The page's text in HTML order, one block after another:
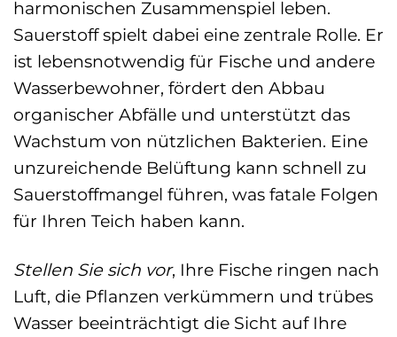
harmonischen Zusammenspiel leben.
Sauerstoff spielt dabei eine zentrale Rolle. Er
ist lebensnotwendig für Fische und andere
Wasserbewohner, fördert den Abbau
organischer Abfälle und unterstützt das
Wachstum von nützlichen Bakterien. Eine
unzureichende Belüftung kann schnell zu
Sauerstoffmangel führen, was fatale Folgen
für Ihren Teich haben kann.
Stellen Sie sich vor, Ihre Fische ringen nach
Luft, die Pflanzen verkümmern und trübes
Wasser beeinträchtigt die Sicht auf Ihre